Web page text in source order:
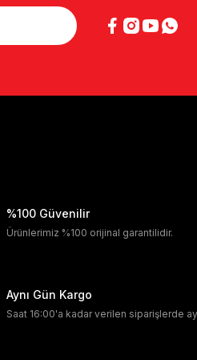
%100 Güvenilir
Ürünlerimiz %100 orijinal garantilidir.
Aynı Gün Kargo
Saat 16:00'a kadar verilen siparişlerde